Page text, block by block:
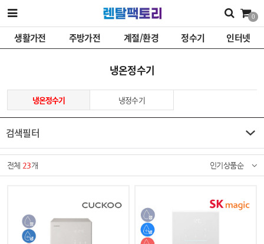
0
생활가전 주방가전 계절/환경 정수기 인터넷
냉온정수기
냉온정수기 냉정수기
검색필터
전체 23개 인기상품순